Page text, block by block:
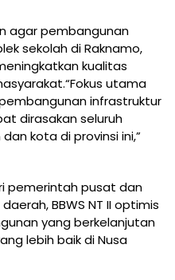
agar pembangunan
sekolah di Raknamo,
kualitas
utama
infrastruktur
dirasakan seluruh
kota di provinsi ini,”
pemerintah pusat dan
BBWS NT II optimis
yang berkelanjutan
lebih baik di Nusa